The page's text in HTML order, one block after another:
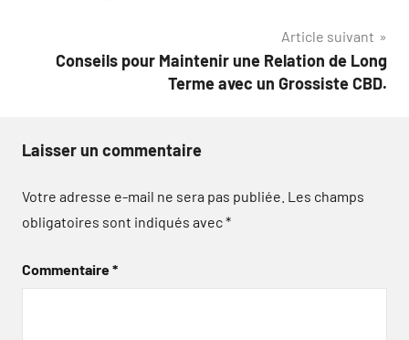
Article suivant
Conseils pour Maintenir une Relation de Long
Terme avec un Grossiste CBD.
Laisser un commentaire
Votre adresse e-mail ne sera pas publiée. Les champs
obligatoires sont indiqués avec*
Commentaire*